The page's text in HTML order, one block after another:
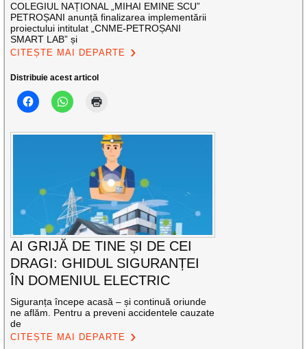
COLEGIUL NAȚIONAL „MIHAI EMINE SCU”
PETROȘANI anunță finalizarea implementării
proiectului intitulat „CNME-PETROȘANI
SMART LAB” și
CITEȘTE MAI DEPARTE
Distribuie acest articol
AI GRIJĂ DE TINE ȘI DE CEI
DRAGI: GHIDUL SIGURANȚEI
ÎN DOMENIUL ELECTRIC
Siguranța începe acasă – și continuă oriunde
ne aflăm. Pentru a preveni accidentele cauzate
de
CITEȘTE MAI DEPARTE